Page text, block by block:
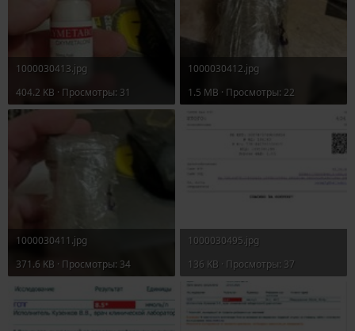
1000030413.jpg
404.2 KB · Просмотры: 31
1000030412.jpg
1.5 MB · Просмотры: 22
1000030411.jpg
371.6 KB · Просмотры: 34
1000030495.jpg
136 KB · Просмотры: 37